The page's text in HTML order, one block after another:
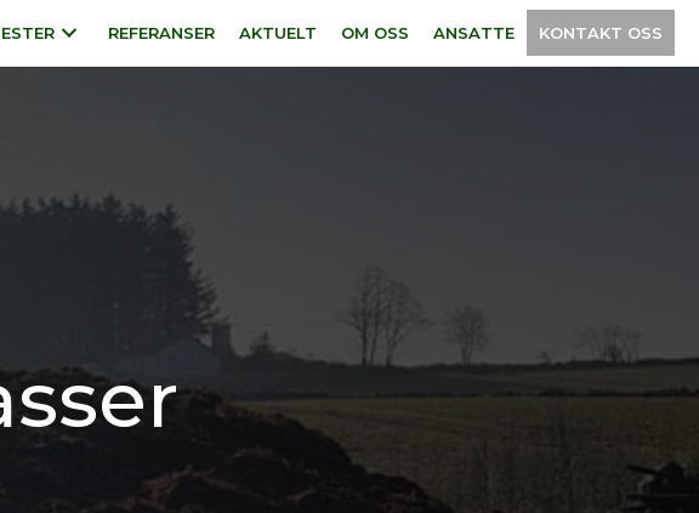
REFERANSER AKTUELT OM OSS ANSATTE KONTAKT OSS